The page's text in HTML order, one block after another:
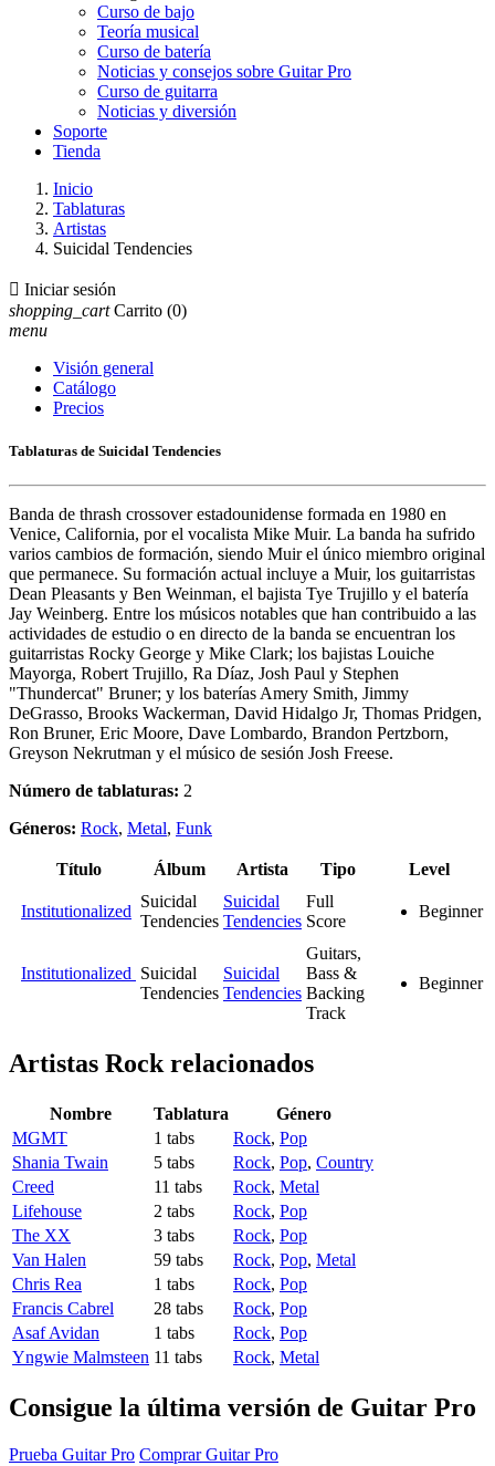
Curso de bajo
Teoría musical
Curso de batería
Noticias y consejos sobre Guitar Pro
Curso de guitarra
Noticias y diversión
Soporte
Tienda
Inicio
Tablaturas
Artistas
Suicidal Tendencies
 Iniciar sesión
shopping_cart Carrito (0)
menu
Visión general
Catálogo
Precios
Tablaturas de Suicidal Tendencies
Banda de thrash crossover estadounidense formada en 1980 en
Venice, California, por el vocalista Mike Muir. La banda ha sufrido
varios cambios de formación, siendo Muir el único miembro original
que permanece. Su formación actual incluye a Muir, los guitarristas
Dean Pleasants y Ben Weinman, el bajista Tye Trujillo y el batería
Jay Weinberg. Entre los músicos notables que han contribuido a las
actividades de estudio o en directo de la banda se encuentran los
guitarristas Rocky George y Mike Clark; los bajistas Louiche
Mayorga, Robert Trujillo, Ra Díaz, Josh Paul y Stephen
"Thundercat" Bruner; y los baterías Amery Smith, Jimmy
DeGrasso, Brooks Wackerman, David Hidalgo Jr, Thomas Pridgen,
Ron Bruner, Eric Moore, Dave Lombardo, Brandon Pertzborn,
Greyson Nekrutman y el músico de sesión Josh Freese.
Número de tablaturas: 2
Géneros: Rock, Metal, Funk
Título Álbum Artista Tipo Level
Institutionalized
Suicidal
Tendencies
Suicidal
Tendencies
Full
Score
Beginner
Institutionalized Suicidal
Tendencies
Suicidal
Tendencies
Guitars,
Bass &
Backing
Track
Beginner
Artistas Rockrelacionados
Nombre Tablatura
Género
MGMT
1 tabs Rock, Pop
Shania Twain
5 tabs Rock, Pop, Country
Creed
11 tabs Rock, Metal
Lifehouse
2 tabs Rock, Pop
The XX
3 tabs Rock, Pop
Van Halen
59 tabs Rock, Pop, Metal
Chris Rea
1 tabs Rock, Pop
Francis Cabrel
28 tabs Rock, Pop
Asaf Avidan
1 tabs Rock, Pop
Yngwie Malmsteen 11 tabs Rock, Metal
Consigue la última versión de Guitar Pro
Prueba Guitar Pro Comprar Guitar Pro